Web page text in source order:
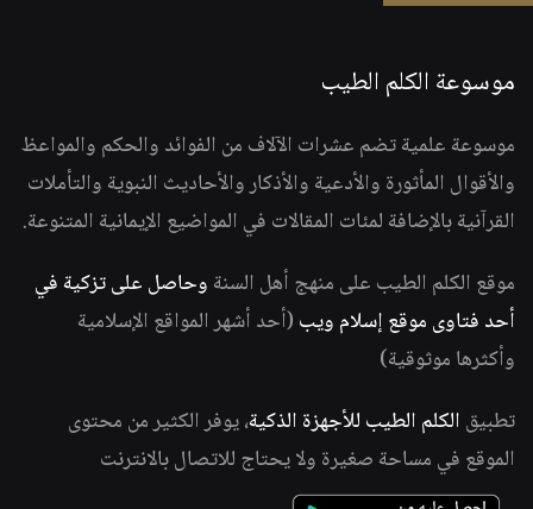
موسوعة الكلم الطيب
موسوعة علمية تضم عشرات الآلاف من الفوائد والحكم والمواعظ
والأقوال المأثورة والأدعية والأذكار والأحاديث النبوية والتأملات
القرآنية بالإضافة لمئات المقالات في المواضيع الإيمانية المتنوعة.
موقع الكلم الطيب على منهج أهل السنة وحاصل على تزكية في
أحد فتاوى موقع إسلام ويب (أحد أشهر المواقع الإسلامية
وأكثرها موثوقية)
تطبيق الكلم الطيب للأجهزة الذكية، يوفر الكثير من محتوى
الموقع في مساحة صغيرة ولا يحتاج للاتصال بالانترنت